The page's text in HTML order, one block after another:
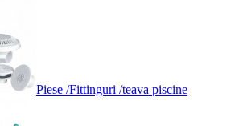
Piese /Fittinguri /teava piscine